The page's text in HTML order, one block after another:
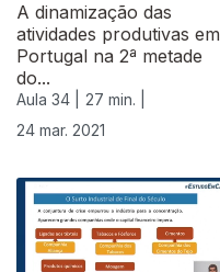
A dinamização das
atividades produtivas em
Portugal na 2ª metade
do...
Aula 34 |
27 min. |
24 mar. 2021